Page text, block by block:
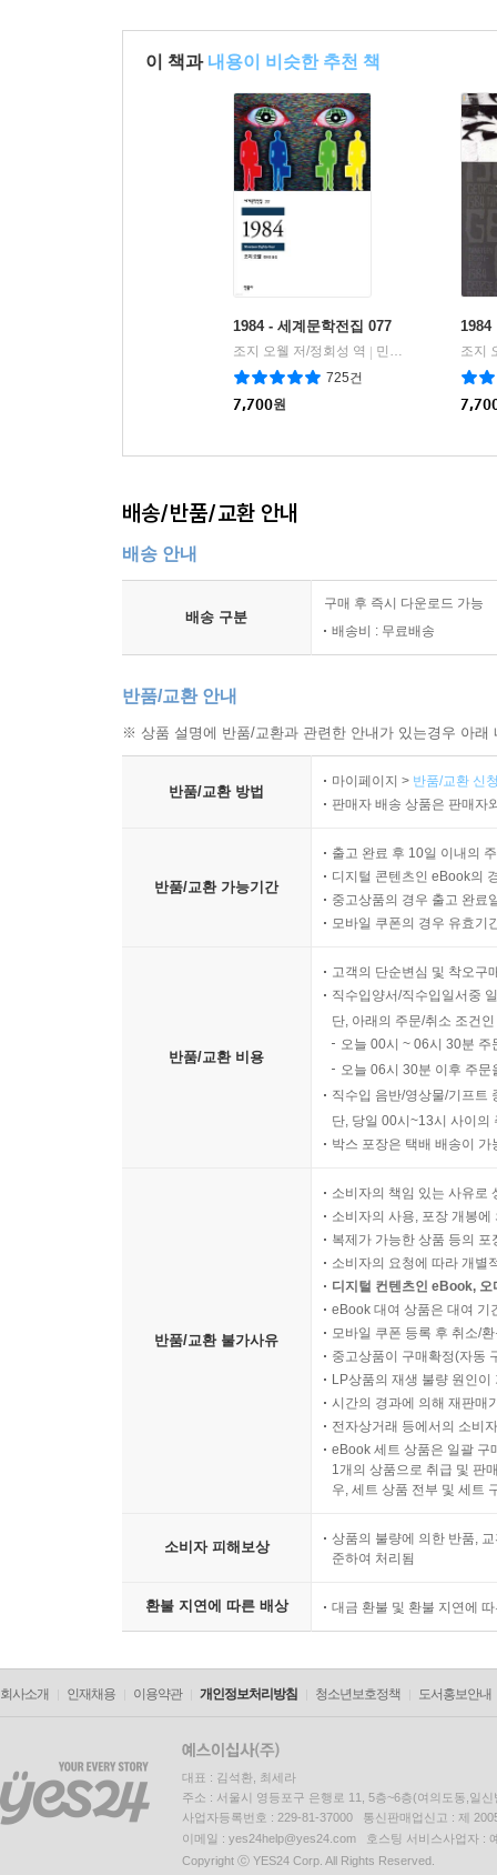
이 책과 내용이 비슷한 추천 책
1984 - 세계문학전집 077
조지 오웰 저/정회성 역
민음사
725건
7,700원
1984
조지
배송/반품/교환 안내
배송 안내
배송 구분
구매 후 즉시 다운로드 가능
배송비 : 무료배송
반품/교환 안내
※ 상품 설명에 반품/교환과 관련한 안내가 있는경우 아
반품/교환 방법
마이페이지 > 반품/교환 신
판매자 배송 상품은 판매자
반품/교환 가능기간
출고 완료 후 10일 이내의
디지털 콘텐츠인 eBook의
중고상품의 경우 출고 완료
모바일 쿠폰의 경우 유효기
반품/교환 비용
고객의 단순변심 및 착오구
직수입양서/직수입일서중
단, 아래의 주문/취소 조건
오늘 00시 ~ 06시 30분
오늘 06시 30분 이후 주
직수입 음반/영상물/기프트
단, 당일 00시~13시 사이의
박스 포장은 택배 배송이
반품/교환 불가사유
소비자의 책임 있는 사유로
소비자의 사용, 포장 개봉
복제가 가능한 상품 등의
소비자의 요청에 따라 개별
디지털 컨텐츠인 eBook,
eBook 대여 상품은 대여 기
모바일 쿠폰 등록 후 취소/
중고상품이 구매확정(자동
LP상품의 재생 불량 원인
시간의 경과에 의해 재판매
전자상거래 등에서의 소비
eBook 세트 상품은 일괄 구
1개의 상품으로 취급 및 판
우, 세트 상품 전부 및 세트
소비자 피해보상
상품의 불량에 의한 반품,
준하여 처리됨
환불 지연에 따른 배상 대금 환불 및 환불 지연에
회사소개 인재채용 이용약관 개인정보처리방침 청소년보호정책 도서홍보안내
대표 : 김석환, 최세라
주소 : 서울시 영등포구 은행로 11, 5층~6층(여의도동,일신
사업자등록번호 : 229-81-37000 통신판매업신고 : 제
이메일 : yes24help@yes24.com 호스팅 서비스사업자 :
Copyright ⓒ YES24 Corp. All Rights Reserved.